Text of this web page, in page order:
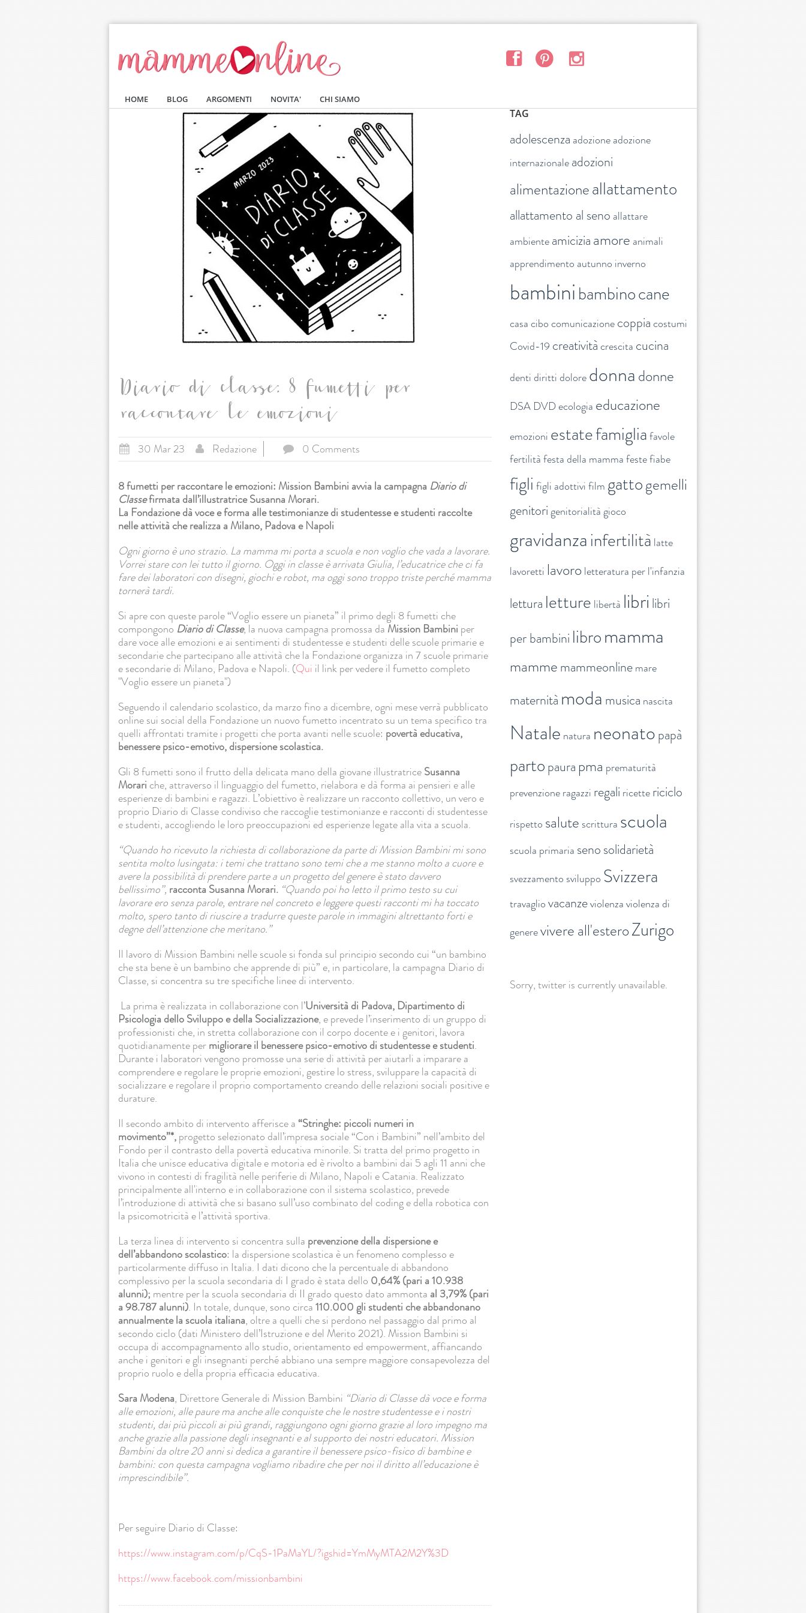
HOME BLOG ARGOMENTI NOVITA' CHI SIAMO
Diario di classe: 8 fumetti per
raccontare le emozioni
30 Mar 23 Redazione 0 Comments
8 fumetti per raccontare le emozioni: Mission Bambini avvia la campagna Diario di
Classefirmata dall’illustratrice Susanna Morari.
La Fondazione dà voce e forma alle testimonianze di studentesse e studenti raccolte
nelle attività che realizza a Milano, Padova e Napoli
Ogni giorno è uno strazio. La mamma mi porta a scuola e non voglio che vada a lavorare.
Vorrei stare con lei tutto il giorno. Oggi in classe è arrivata Giulia, l’educatrice che ci fa
fare dei laboratori con disegni, giochi e robot, ma oggi sono troppo triste perché mamma
tornerà tardi.
Si apre con queste parole “Voglio essere un pianeta” il primo degli 8 fumetti che
compongono Diario di Classe, la nuova campagna promossa da Mission Bambini per
dare voce alle emozioni e ai sentimenti di studentesse e studenti delle scuole primarie e
secondarie che partecipano alle attività che la Fondazione organizza in 7 scuole primarie
e secondarie di Milano, Padova e Napoli. (Qui il link per vedere il fumetto completo
"Voglio essere un pianeta")
Seguendo il calendario scolastico, da marzo fino a dicembre, ogni mese verrà pubblicato
online sui social della Fondazione un nuovo fumetto incentrato su un tema specifico tra
quelli affrontati tramite i progetti che porta avanti nelle scuole: povertà educativa,
benessere psico-emotivo, dispersione scolastica.
Gli 8 fumetti sono il frutto della delicata mano della giovane illustratriceSusanna
Morari che, attraverso il linguaggio del fumetto, rielabora e dà forma ai pensieri e alle
esperienze di bambini e ragazzi. L’obiettivo è realizzare un racconto collettivo, un vero e
proprio Diario di Classe condiviso che raccoglie testimonianze e racconti di studentesse
e studenti, accogliendo le loro preoccupazioni ed esperienze legate alla vita a scuola.
“Quando ho ricevuto la richiesta di collaborazione da parte di Mission Bambini mi sono
sentita molto lusingata: i temi che trattano sono temi che a me stanno molto a cuore e
avere la possibilità di prendere parte a un progetto del genere è stato davvero
bellissimo”, racconta Susanna Morari. “Quando poi ho letto il primo testo su cui
lavorare ero senza parole, entrare nel concreto e leggere questi racconti mi ha toccato
molto, spero tanto di riuscire a tradurre queste parole in immagini altrettanto forti e
degne dell’attenzione che meritano.”
Il lavoro di Mission Bambini nelle scuole si fonda sul principio secondo cui “un bambino
che sta bene è un bambino che apprende di più” e, in particolare, la campagna Diario di
Classe, si concentra su tre specifiche linee di intervento.
La prima è realizzata in collaborazione con l’Università di Padova, Dipartimento di
Psicologia dello Sviluppo e della Socializzazione, e prevede l’inserimento di un gruppo di
professionisti che, in stretta collaborazione con il corpo docente e i genitori, lavora
quotidianamente permigliorare il benessere psico-emotivo di studentesse e studenti.
Durante i laboratori vengono promosse una serie di attività per aiutarli a imparare a
comprendere e regolare le proprie emozioni, gestire lo stress, sviluppare la capacità di
socializzare e regolare il proprio comportamento creando delle relazioni sociali positive e
durature.
Il secondo ambito di intervento afferisce a “Stringhe: piccoli numeri in
movimento”*,progetto selezionato dall’impresa sociale “Con i Bambini” nell’ambito del
Fondo per il contrasto della povertà educativa minorile. Si tratta del primo progetto in
Italia che unisce educativa digitale e motoria ed è rivolto a bambini dai 5 agli 11 anni che
vivono in contesti di fragilità nelle periferie di Milano, Napoli e Catania. Realizzato
principalmente all'interno e in collaborazione con il sistema scolastico, prevede
l’introduzione di attività che si basano sull’uso combinato del coding e della robotica con
la psicomotricità e l’attività sportiva.
La terza linea di intervento si concentra sulla prevenzione della dispersione e
dell’abbandono scolastico: la dispersione scolastica è un fenomeno complesso e
particolarmente diffuso in Italia. I dati dicono che la percentuale di abbandono
complessivo per la scuola secondaria di I grado è stata dello 0,64% (pari a 10.938
alunni); mentre per la scuola secondaria di II grado questo dato ammonta al 3,79% (pari
a 98.787 alunni). In totale, dunque, sono circa110.000 gli studenti che abbandonano
annualmente la scuola italiana, oltre a quelli che si perdono nel passaggio dal primo al
secondo ciclo (dati Ministero dell’Istruzione e del Merito 2021). Mission Bambini si
occupa di accompagnamento allo studio, orientamento ed empowerment, affiancando
anche i genitori e gli insegnanti perché abbiano una sempre maggiore consapevolezza del
proprio ruolo e della propria efficacia educativa.
Sara Modena, Direttore Generale di Mission Bambini “Diario di Classe dà voce e forma
alle emozioni, alle paure ma anche alle conquiste che le nostre studentesse e i nostri
studenti, dai più piccoli ai più grandi, raggiungono ogni giorno grazie al loro impegno ma
anche grazie alla passione degli insegnanti e al supporto dei nostri educatori. Mission
Bambini da oltre 20 anni si dedica a garantire il benessere psico-fisico di bambine e
bambini: con questa campagna vogliamo ribadire che per noi il diritto all’educazione è
imprescindibile”.
Per seguire Diario di Classe:
https://www.instagram.com/p/CqS-1PaMaYL/?igshid=YmMyMTA2M2Y%3D
https://www.facebook.com/missionbambini
TAG
adolescenza adozioneadozione
internazionaleadozioni
alimentazioneallattamento
allattamento al seno allattare
ambienteamiciziaamore animali
apprendimento autunno inverno
bambinibambinocane
casa cibo comunicazionecoppia costumi
Covid-19 creatività crescita cucina
denti diritti doloredonnadonne
DSA DVDecologia educazione
emozioni estatefamiglia favole
fertilità festa della mamma festefiabe
figli figli adottivi film gattogemelli
genitori genitorialità gioco
gravidanzainfertilità latte
lavoretti lavoroletteratura per l'infanzia
lettura letture libertà libri libri
per bambini libromamma
mammemammeonlinemare
maternità moda musica nascita
Natale natura neonatopapà
partopaura pma prematurità
prevenzioneragazzi regali ricettericiclo
rispetto salute scrittura scuola
scuola primaria senosolidarietà
svezzamento sviluppo Svizzera
travaglio vacanzeviolenza violenza di
generevivere all'esteroZurigo
Sorry, twitter is currently unavailable.